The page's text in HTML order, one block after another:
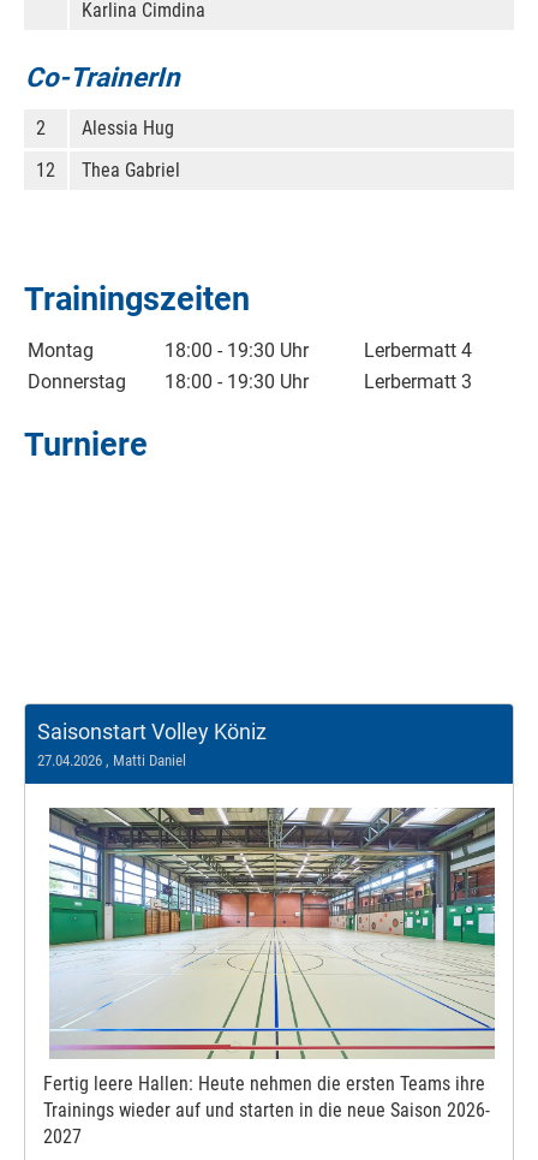
Karlina Cimdina
Co-TrainerIn
2
Alessia Hug
12
Thea Gabriel
Trainingszeiten
Montag 18:00 - 19:30 Uhr
Lerbermatt 4
Donnerstag
18:00 - 19:30 Uhr Lerbermatt 3
Turniere
Saisonstart Volley Köniz
27.04.2026 , Matti Daniel
Fertig leere Hallen: Heute nehmen die ersten Teams ihre
Trainings wieder auf und starten in die neue Saison 2026-
2027